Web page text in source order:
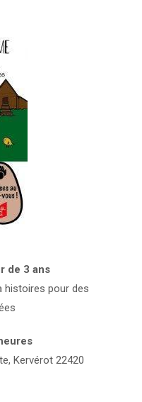
de 3 ans
histoires pour des
Kervérot 22420